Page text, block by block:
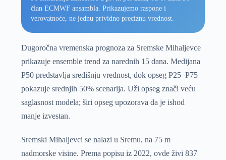
član ECMWF ansambla. Prikazujemo raspone i
verovatnoće, ne jednu prividno preciznu vrednost.
Dugoročna vremenska prognoza za Sremske Mihaljevce
prikazuje ensemble trend za narednih 15 dana. Medijana
P50 predstavlja središnju vrednost, dok opseg P25–P75
pokazuje srednjih 50% scenarija. Uži opseg znači veću
saglasnost modela; širi opseg upozorava da je ishod
manje izvestan.
Sremski Mihaljevci se nalazi u Sremu, na 75 m
nadmorske visine. Prema popisu iz 2022, ovde živi 837